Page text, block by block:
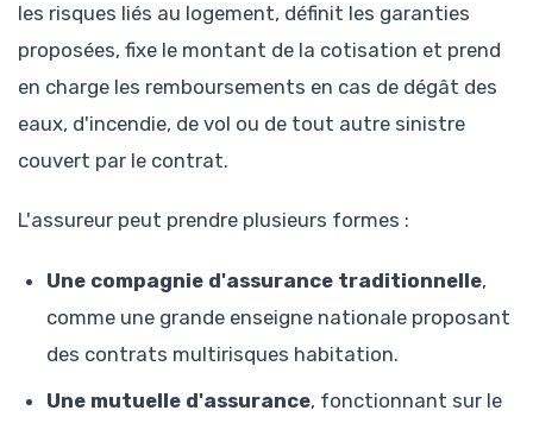
les risques liés au logement, définit les garanties
proposées, fixe le montant de la cotisation et prend
en charge les remboursements en cas de dégât des
eaux, d'incendie, de vol ou de tout autre sinistre
couvert par le contrat.
L'assureur peut prendre plusieurs formes :
Une compagnie d'assurance traditionnelle,
comme une grande enseigne nationale proposant
des contrats multirisques habitation.
Une mutuelle d'assurance, fonctionnant sur le